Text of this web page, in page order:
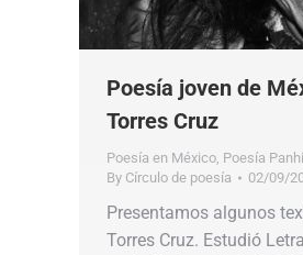
Poesía joven de
Torres Cruz
Poesía en México Poesía
By Círculo de poesía 02/09/
Presentamos algunos
Torres Cruz. Estudió